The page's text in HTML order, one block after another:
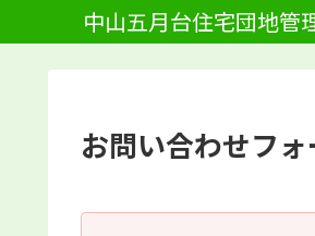
中山五月台住宅団地管
お問い合わせフォ